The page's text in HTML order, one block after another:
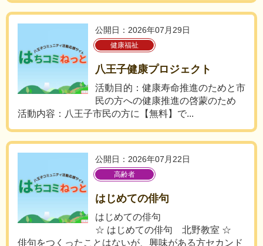
公開日：2026年07月29日
健康福祉
八王子健康プロジェクト
活動目的：健康寿命推進のためと市
民の方への健康推進の啓蒙のため
活動内容：八王子市民の方に【無料】で...
公開日：2026年07月22日
高齢者
はじめての俳句
はじめての俳句
☆ はじめての俳句 北野教室 ☆
俳句をつくったことはないが、興味がある方セカンド